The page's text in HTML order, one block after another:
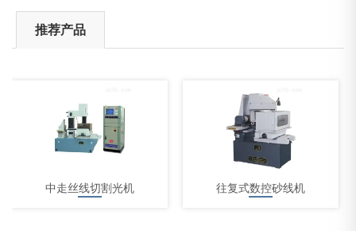
推荐产品
中走丝线切割光机 往复式数控砂线机